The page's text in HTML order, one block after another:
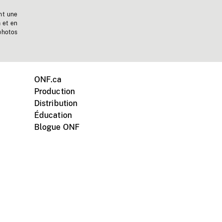
une
et en
ONF.ca
Production
Distribution
Éducation
Blogue ONF